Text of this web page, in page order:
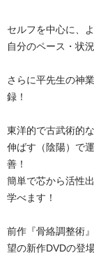
セルフを中心に、
自分のペース・状
さらに平先生の神
録！
東洋的で古武術的
伸ばす（陰陽）で
善！
簡単で芯から活性
学べます！
前作『骨絡調整術
望の新作DVDの登場